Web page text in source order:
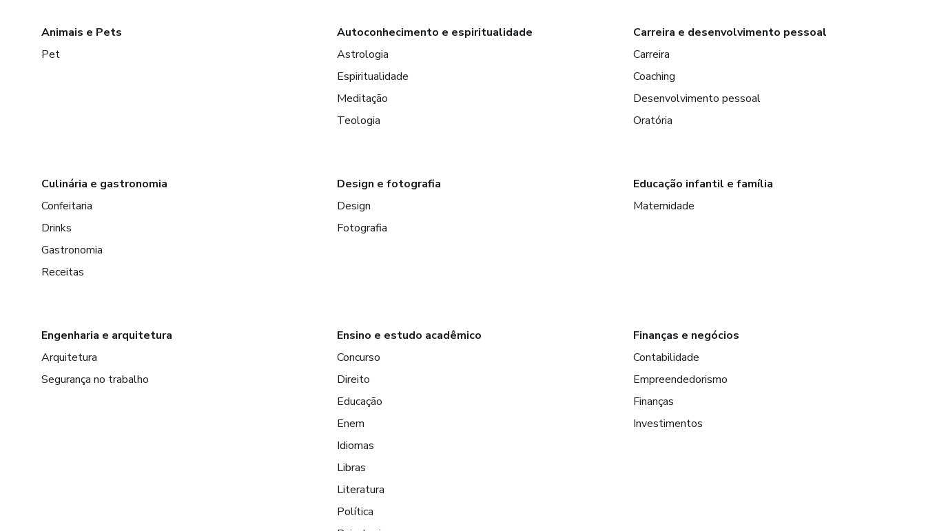
Animais e Pets
Pet
Autoconhecimento e espiritualidade
Astrologia
Espiritualidade
Meditação
Teologia
Carreira e desenvolvimento pessoal
Carreira
Coaching
Desenvolvimento pessoal
Oratória
Culinária e gastronomia
Confeitaria
Drinks
Gastronomia
Receitas
Design e fotografia
Design
Fotografia
Educação infantil e família
Maternidade
Engenharia e arquitetura
Arquitetura
Segurança no trabalho
Ensino e estudo acadêmico
Concurso
Direito
Educação
Enem
Idiomas
Libras
Literatura
Política
Finanças e negócios
Contabilidade
Empreendedorismo
Finanças
Investimentos